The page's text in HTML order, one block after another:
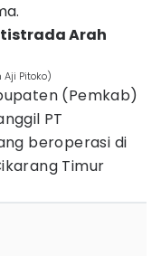
Arah
Pitoko)
(Pemkab)
PT
beroperasi di
Timur